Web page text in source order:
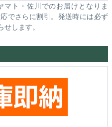
ト・佐川でのお届けとなりま
でさらに割引。発送時には必ず
します。